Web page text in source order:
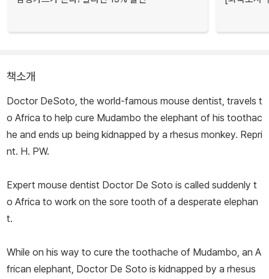
책소개
Doctor DeSoto, the world-famous mouse dentist, travels t
o Africa to help cure Mudambo the elephant of his toothac
he and ends up being kidnapped by a rhesus monkey. Repri
nt. H. PW.
Expert mouse dentist Doctor De Soto is called suddenly t
o Africa to work on the sore tooth of a desperate elephan
t.
While on his way to cure the toothache of Mudambo, an A
frican elephant, Doctor De Soto is kidnapped by a rhesus